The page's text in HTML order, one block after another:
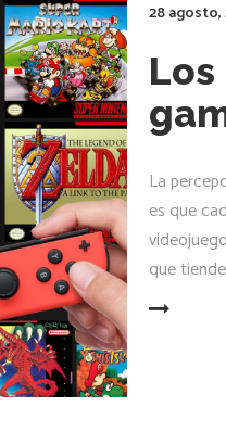
28 agosto,
La
es que
que
LEER MÁS